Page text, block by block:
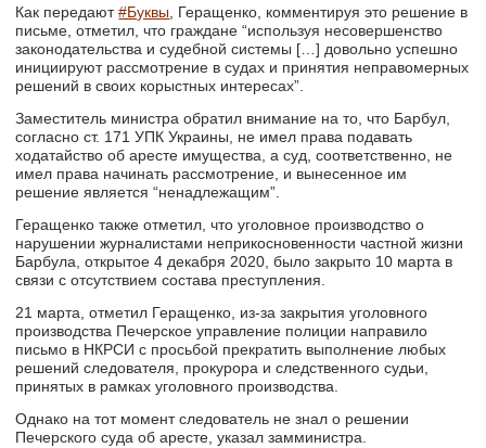
Как передают#Буквы , Геращенко, комментируя это решение в
письме, отметил, что граждане “используя несовершенство
законодательства и судебной системы […] довольно успешно
инициируют рассмотрение в судах и принятия неправомерных
решений в своих корыстных интересах”.
Заместитель министра обратил внимание на то, что Барбул,
согласно ст. 171 УПК Украины, не имел права подавать
ходатайство об аресте имущества, а суд, соответственно, не
имел права начинать рассмотрение, и вынесенное им
решение является “ненадлежащим”.
Геращенко также отметил, что уголовное производство о
нарушении журналистами неприкосновенности частной жизни
Барбула, открытое 4 декабря 2020, было закрыто 10 марта в
связи с отсутствием состава преступления.
21 марта, отметил Геращенко, из-за закрытия уголовного
производства Печерское управление полиции направило
письмо в НКРСИ с просьбой прекратить выполнение любых
решений следователя, прокурора и следственного судьи,
принятых в рамках уголовного производства.
Однако на тот момент следователь не знал о решении
Печерского суда об аресте, указал замминистра.